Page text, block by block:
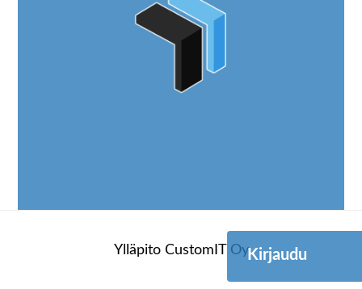
Ylläpito CustomIT Oy